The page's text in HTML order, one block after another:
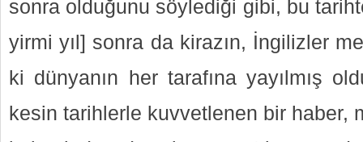
sonra olduğunu söylediği gibi, bu
yirmi yıl] sonra da kirazın, İngilizler
ki dünyanın her tarafına yayılmış
kesin tarihlerle kuvvetlenen bir haber,